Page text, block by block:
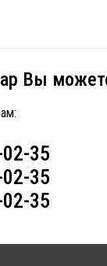
Вы
35
35
35